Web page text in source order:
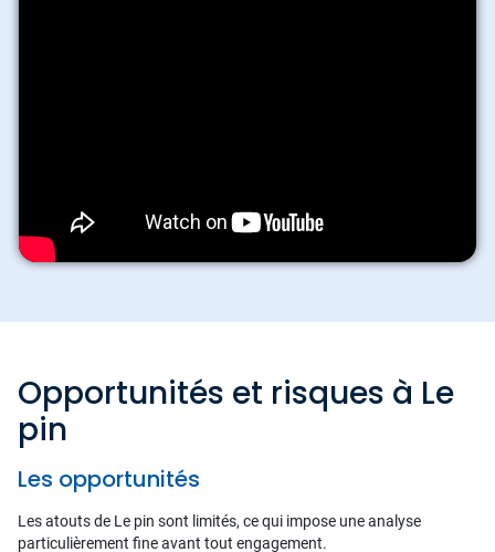
Opportunités et risques à Le
pin
Les opportunités
Les atouts de Le pin sont limités, ce qui impose une analyse
particulièrement fine avant tout engagement.